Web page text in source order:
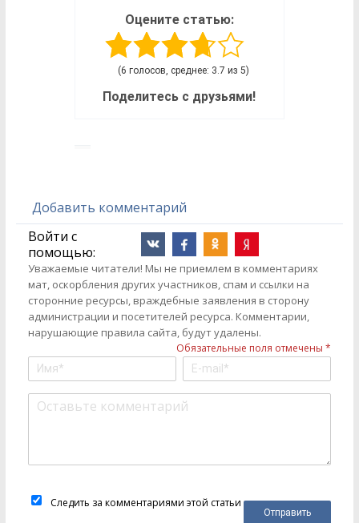
Оцените статью:
(6 голосов, среднее: 3.7 из 5)
Поделитесь с друзьями!
Добавить комментарий
Войти с
помощью:
Уважаемые читатели! Мы не приемлем в комментариях
мат, оскорбления других участников, спам и ссылки на
сторонние ресурсы, враждебные заявления в сторону
администрации и посетителей ресурса. Комментарии,
нарушающие правила сайта, будут удалены.
Обязательные поля отмечены *
Следить за комментариями этой статьи